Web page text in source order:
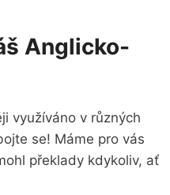
Anglicko-
využíváno v různých
se! Máme pro vás
překlady kdykoliv, ať